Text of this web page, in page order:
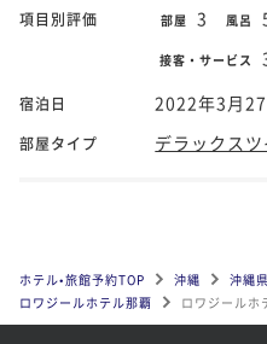
項目別評価 部屋 3 風呂
接客・サービス
宿泊日 2022年3月
部屋タイプ デラックス
ホテル•旅館予約TOP 沖縄 沖縄県
ロワジールホテル那覇
ロワジールホ